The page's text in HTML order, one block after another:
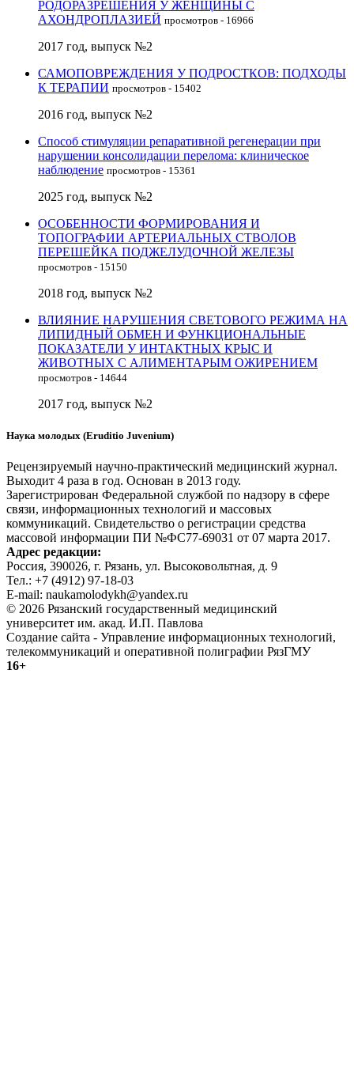
РОДОРАЗРЕШЕНИЯ У ЖЕНЩИНЫ С
АХОНДРОПЛАЗИЕЙ просмотров - 16966
2017 год, выпуск №2
САМОПОВРЕЖДЕНИЯ У ПОДРОСТКОВ: ПОДХОДЫ
К ТЕРАПИИ просмотров - 15402
2016 год, выпуск №2
Способ стимуляции репаративной регенерации при
нарушении консолидации перелома: клиническое
наблюдение просмотров - 15361
2025 год, выпуск №2
ОСОБЕННОСТИ ФОРМИРОВАНИЯ И
ТОПОГРАФИИ АРТЕРИАЛЬНЫХ СТВОЛОВ
ПЕРЕШЕЙКА ПОДЖЕЛУДОЧНОЙ ЖЕЛЕЗЫ
просмотров - 15150
2018 год, выпуск №2
ВЛИЯНИЕ НАРУШЕНИЯ СВЕТОВОГО РЕЖИМА НА
ЛИПИДНЫЙ ОБМЕН И ФУНКЦИОНАЛЬНЫЕ
ПОКАЗАТЕЛИ У ИНТАКТНЫХ КРЫС И
ЖИВОТНЫХ С АЛИМЕНТАРЫМ ОЖИРЕНИЕМ
просмотров - 14644
2017 год, выпуск №2
Наука молодых (Eruditio Juvenium)
Рецензируемый научно-практический медицинский журнал.
Выходит 4 раза в год. Основан в 2013 году.
Зарегистрирован Федеральной службой по надзору в сфере
связи, информационных технологий и массовых
коммуникаций. Свидетельство о регистрации средства
массовой информации ПИ №ФС77-69031 от 07 марта 2017.
Адрес редакции:
Россия, 390026, г. Рязань, ул. Высоковольтная, д. 9
Тел.: +7 (4912) 97-18-03
E-mail: naukamolodykh@yandex.ru
© 2026 Рязанский государственный медицинский
университет им. акад. И.П. Павлова
Создание сайта - Управление информационных технологий,
телекоммуникаций и оперативной полиграфии РязГМУ
16+